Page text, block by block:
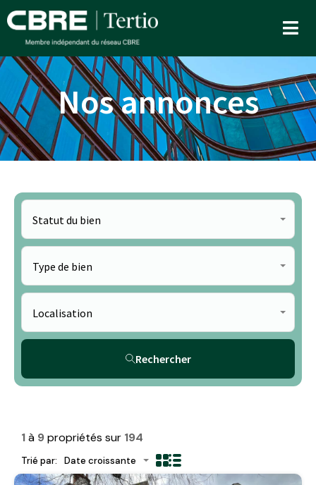
Nos annonces
Statut du bien
Type de bien
Localisation
Rechercher
1à 9propriétés sur 194
Trié par: Date croissante